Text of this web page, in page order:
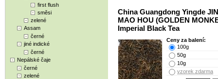
first flush
směsi
zelené
Assam
černé
jiné indické
černé
Nepálské čaje
černé
zelené
China Guangdong Yingde JIN
MAO HOU (GOLDEN
Imperial Black Tea
Ceny za balení:
100g
50g
10g
vzorek zdarma